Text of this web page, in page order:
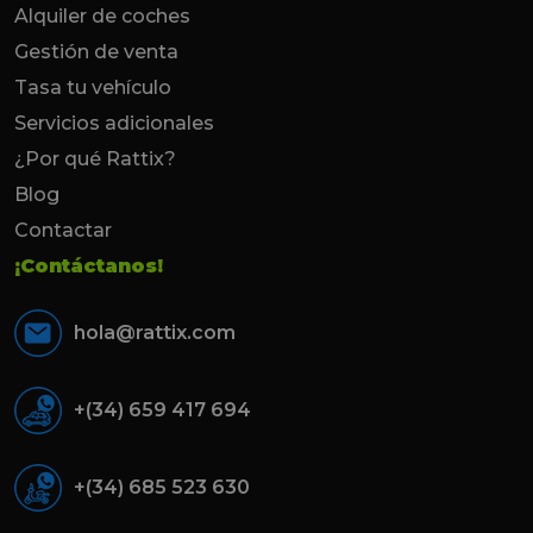
Alquiler de coches
Gestión de venta
Tasa tu vehículo
Servicios adicionales
¿Por qué Rattix?
Blog
Contactar
¡Contáctanos!
hola@rattix.com
+(34) 659 417 694
+(34) 685 523 630